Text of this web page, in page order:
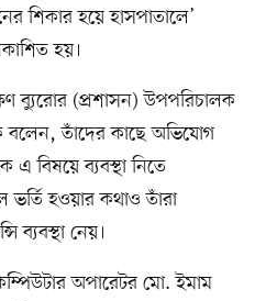
শিকার হয়ে হাসপাতালে’
হয়।
ব্যুরোর (প্রশাসন) উপপরিচালক
তাঁদের কাছে অভিযোগ
বিষয়ে ব্যবস্থা নিতে
ভর্তি হওয়ার কথাও তাঁরা
ব্যবস্থা নেয়।
অপারেটর মো. ইমাম